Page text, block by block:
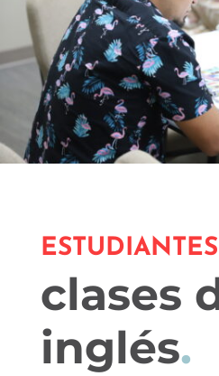
ESTUDIANTES
clases
inglés.